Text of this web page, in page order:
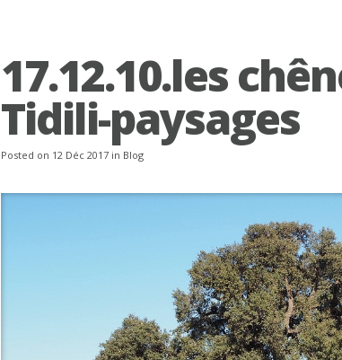
17.12.10.les
Tidili-paysages
Posted on 12 Déc 2017 in Blog